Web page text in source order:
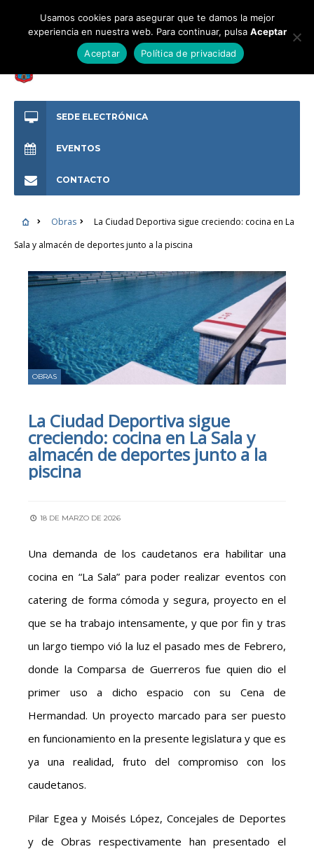
SEDE ELECTRÓNICA
EVENTOS
CONTACTO
Obras
La Ciudad Deportiva sigue creciendo: cocina en La
Sala y almacén de deportes junto a la piscina
OBRAS
La Ciudad Deportiva sigue
creciendo: cocina en La Sala y
almacén de deportes junto a la
piscina
18 DE MARZO DE 2026
Una demanda de los caudetanos era habilitar una
cocina en “La Sala” para poder realizar eventos con
catering de forma cómoda y segura, proyecto en el
que se ha trabajo intensamente, y que por fin y tras
un largo tiempo vió la luz el pasado mes de Febrero,
donde la Comparsa de Guerreros fue quien dio el
primer uso a dicho espacio con su Cena de
Hermandad. Un proyecto marcado para ser puesto
en funcionamiento en la presente legislatura y que es
ya una realidad, fruto del compromiso con los
caudetanos.
Pilar Egea y Moisés López, Concejales de Deportes
y de Obras respectivamente han presentado el
Usamos cookies para asegurar que te damos la mejor
experiencia en nuestra web. Para continuar, pulsa Aceptar
Aceptar
Política de privacidad